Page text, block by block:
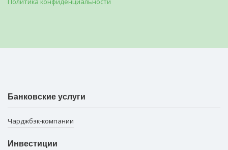
Банковские услуги
Чарджбэк-компании
Инвестиции